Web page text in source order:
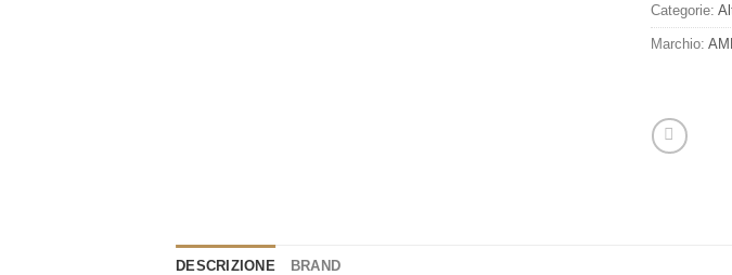
Categorie:
Marchio:
DESCRIZIONE BRAND